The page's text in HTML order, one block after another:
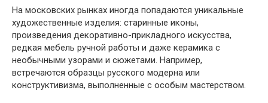
На московских рынках иногда попадаются уникальные
художественные изделия: старинные иконы,
произведения декоративно-прикладного искусства,
редкая мебель ручной работы и даже керамика с
необычными узорами и сюжетами. Например,
встречаются образцы русского модерна или
конструктивизма, выполненные с особым мастерством.